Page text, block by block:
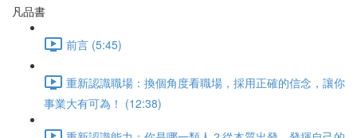
凡品書
前言 (5:45)
重新認識職場：換個角度看職場，採用正確的信念，讓你
事業大有可為！ (12:38)